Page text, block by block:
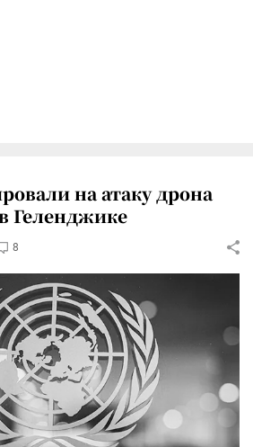
на атаку дрона
Геленджике
8